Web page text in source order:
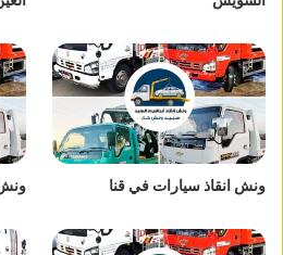
ونش انقاذ سيارات في قنا ونش